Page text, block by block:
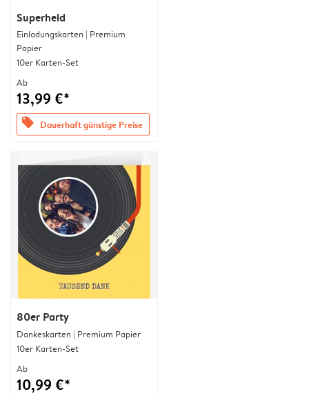
Superheld
Einladungskarten | Premium
Papier
10er Karten-Set
Ab
13,99 €*
offers Dauerhaft günstige Preise
80er Party
Dankeskarten | Premium Papier
10er Karten-Set
Ab
10,99 €*